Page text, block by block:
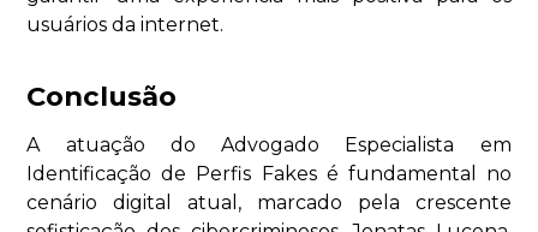
usuários da internet.
Conclusão
A atuação do Advogado Especialista em
Identificação de Perfis Fakes é fundamental no
cenário digital atual, marcado pela crescente